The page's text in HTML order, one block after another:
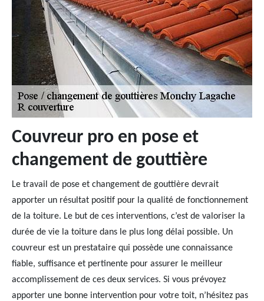
Couvreur pro en pose et
changement de gouttière
Le travail de pose et changement de gouttière devrait
apporter un résultat positif pour la qualité de fonctionnement
de la toiture. Le but de ces interventions, c’est de valoriser la
durée de vie la toiture dans le plus long délai possible. Un
couvreur est un prestataire qui possède une connaissance
fiable, suffisance et pertinente pour assurer le meilleur
accomplissement de ces deux services. Si vous prévoyez
apporter une bonne intervention pour votre toit, n’hésitez pas